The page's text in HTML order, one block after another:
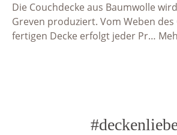
Die Couchdecke aus Baumwolle
Greven produziert. Vom Weben
fertigen Decke erfolgt jeder Pr…